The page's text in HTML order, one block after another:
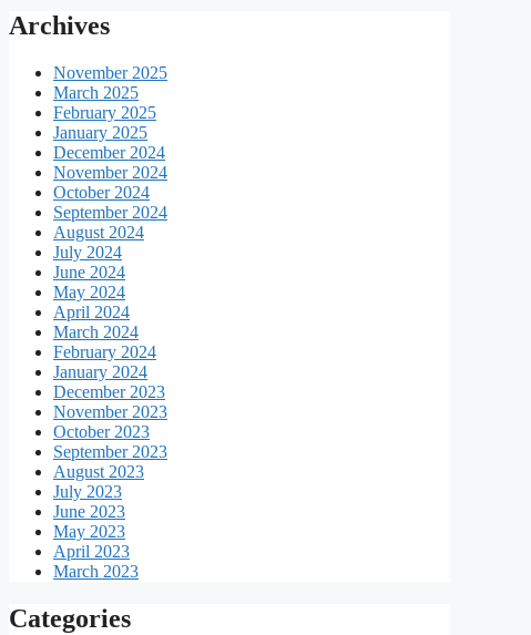
Archives
November 2025
March 2025
February 2025
January 2025
December 2024
November 2024
October 2024
September 2024
August 2024
July 2024
June 2024
May 2024
April 2024
March 2024
February 2024
January 2024
December 2023
November 2023
October 2023
September 2023
August 2023
July 2023
June 2023
May 2023
April 2023
March 2023
Categories